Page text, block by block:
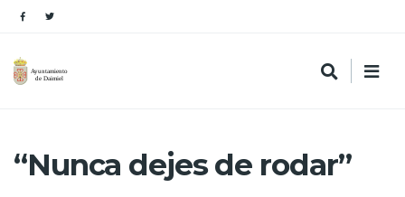
“Nunca dejes de rodar”